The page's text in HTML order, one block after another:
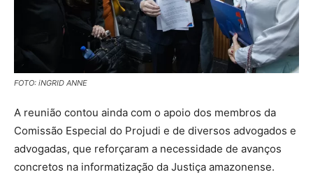
FOTO: iNGRID ANNE
A reunião contou ainda com o apoio dos membros da
Comissão Especial do Projudi e de diversos advogados e
advogadas, que reforçaram a necessidade de avanços
concretos na informatização da Justiça amazonense.